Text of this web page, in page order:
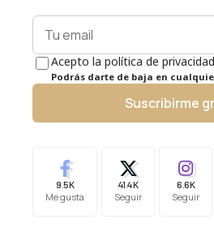
Acepto la política de
Podrás darte de baja en
Suscribirme
9.5K
Me gusta
41.4K
Seguir
6.6K
Seguir